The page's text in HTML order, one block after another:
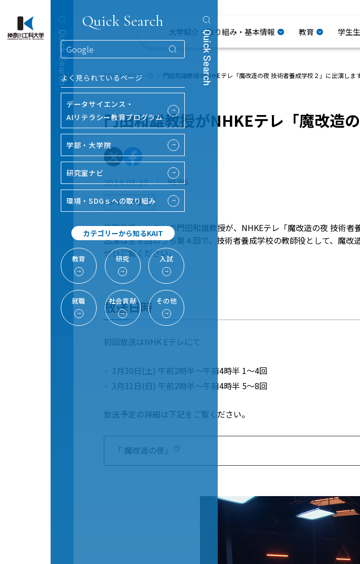
Quick Search
Quick Search
よく見られているページ
データサイエンス・
AIリテラシー教育プログラム
→
学部・大学院 →
研究室ナビ →
環境・SDGｓへの取り組み →
カテゴリーから知るKAIT
教育
→
研究
→
入試
→
就職
→
社会貢献
→
その他
→
Quick Search
大学紹介・取り組み・基本情報 教育 学生
TOP NEWS一覧 門田和雄教授がNHKEテレ「魔改造の夜 技術者養成学校２」に出演しま
門田和雄教授がNHKEテレ「魔改造
2024.03.27
NEWS
メディア情報
教職教育センターの門田和雄教授が、NHKEテレ「魔改造の夜 技術者
出演は全８回のうち第４回で、技術者養成学校の教師役として、魔改
ぜひご覧ください。
放送日時
初回放送はNHK Eテレにて
3月30日(土) 午前2時半～午前4時半 1～4回
3月31日(日) 午前2時半～午前4時半 5～8回
放送予定の詳細は下記をご覧ください。
「 魔改造の夜」